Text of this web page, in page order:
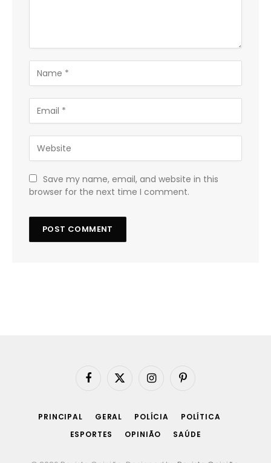
Save my name, email, and website in this
browser for the next time I comment.
Facebook
X
InstagramPinterest
PRINCIPAL GERAL POLÍCIA
POLÍTICA
ESPORTES
OPINIÃO SAÚDE